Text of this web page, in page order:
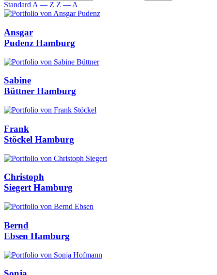
Standard A — Z Z — A
Ansgar
Pudenz Hamburg
Sabine
Büttner Hamburg
Frank
Stöckel Hamburg
Christoph
SiegertHamburg
Bernd
Ebsen Hamburg